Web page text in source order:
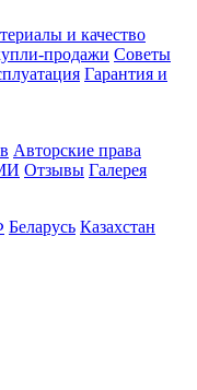
и качество
продажи Советы
Гарантия и
Авторские права
Отзывы Галерея
Беларусь Казахстан